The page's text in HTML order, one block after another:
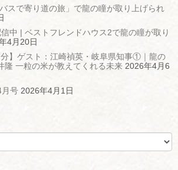
スで寄り道の旅」で龍の瞳が取り上げられ
中 | ベストフレンドハウス2で龍の瞳が取り
4月20日
分】ゲスト：江崎禎英・岐阜県知事①｜龍の
隆 一粒の米が教えてくれる未来 2026年4月6
月号 2026年4月1日